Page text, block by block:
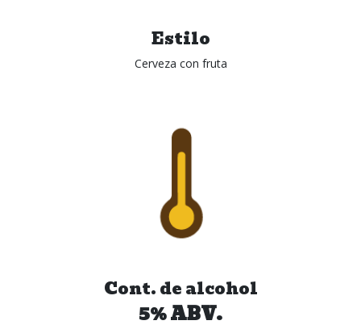
Estilo
Cerveza con fruta
Cont. de alcohol
5% ABV.